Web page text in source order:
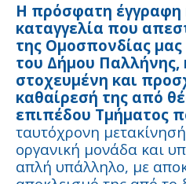
Η πρόσφατη έγγραφη
καταγγελία που
της Ομοσπονδίας
του Δήμου Παλλήνης,
στοχευμένη και
καθαίρεσή της από
επιπέδου Τμήματος
ταυτόχρονη
οργανική μονάδα και
απλή υπάλληλο, με